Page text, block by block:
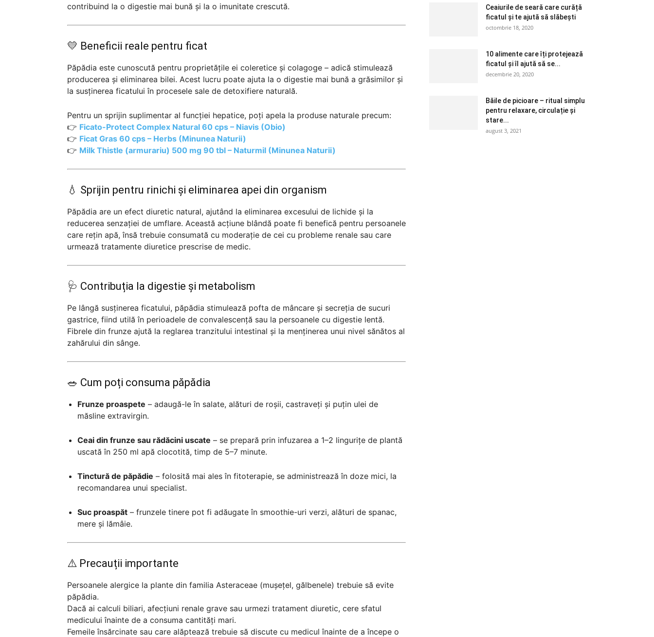
contribuind la o digestie mai bună și la o imunitate crescută.
💛 Beneficii reale pentru ficat
Păpădia este cunoscută pentru proprietățile ei coleretice și colagoge – adică stimulează
producerea și eliminarea bilei. Acest lucru poate ajuta la o digestie mai bună a grăsimilor și
la susținerea ficatului în procesele sale de detoxifiere naturală.
Pentru un sprijin suplimentar al funcției hepatice, poți apela la produse naturale precum:
👉 Ficato-Protect Complex Natural 60 cps – Niavis (Obio)
👉 Ficat Gras 60 cps – Herbs (Minunea Naturii)
👉 Milk Thistle (armurariu) 500 mg 90 tbl – Naturmil (Minunea Naturii)
💧 Sprijin pentru rinichi și eliminarea apei din organism
Păpădia are un efect diuretic natural, ajutând la eliminarea excesului de lichide și la
reducerea senzației de umflare. Această acțiune blândă poate fi benefică pentru persoanele
care rețin apă, însă trebuie consumată cu moderație de cei cu probleme renale sau care
urmează tratamente diuretice prescrise de medic.
🩺 Contribuția la digestie și metabolism
Pe lângă susținerea ficatului, păpădia stimulează pofta de mâncare și secreția de sucuri
gastrice, fiind utilă în perioadele de convalescență sau la persoanele cu digestie lentă.
Fibrele din frunze ajută la reglarea tranzitului intestinal și la menținerea unui nivel sănătos al
zahărului din sânge.
🥗 Cum poți consuma păpădia
Frunze proaspete – adaugă-le în salate, alături de roșii, castraveți și puțin ulei de
măsline extravirgin.
Ceai din frunze sau rădăcini uscate – se prepară prin infuzarea a 1–2 lingurițe de plantă
uscată în 250 ml apă clocotită, timp de 5–7 minute.
Tinctură de păpădie – folosită mai ales în fitoterapie, se administrează în doze mici, la
recomandarea unui specialist.
Suc proaspăt – frunzele tinere pot fi adăugate în smoothie-uri verzi, alături de spanac,
mere și lămâie.
⚠️ Precauții importante
Persoanele alergice la plante din familia Asteraceae (mușețel, gălbenele) trebuie să evite
păpădia.
Dacă ai calculi biliari, afecțiuni renale grave sau urmezi tratament diuretic, cere sfatul
medicului înainte de a consuma cantități mari.
Femeile însărcinate sau care alăptează trebuie să discute cu medicul înainte de a începe o
Ceaiurile de seară care curăță
ficatul și te ajută să slăbești
octombrie 18, 2020
10 alimente care îți protejează
ficatul și îl ajută să se...
decembrie 20, 2020
Băile de picioare – ritual simplu
pentru relaxare, circulație și
stare...
august 3, 2021